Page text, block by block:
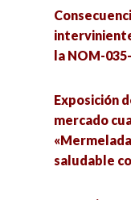
desde el Cine,
Colectivos de
en Mazatlán:
la NOM-
Exposición
mercado
saludable